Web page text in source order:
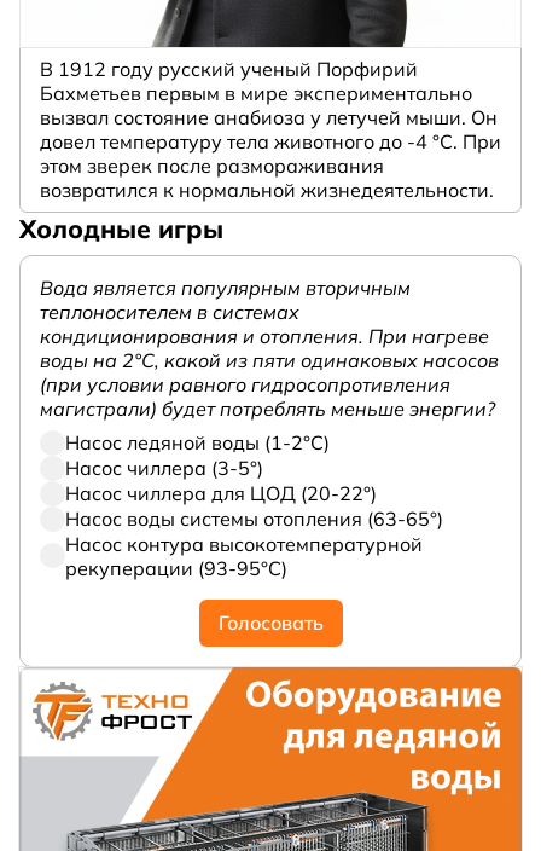
В 1912 году русский ученый Порфирий
Бахметьев первым в мире экспериментально
вызвал состояние анабиоза у летучей мыши. Он
довел температуру тела животного до -4 °C. При
этом зверек после размораживания
возвратился к нормальной жизнедеятельности.
Холодные игры
Вода является популярным вторичным
теплоносителем в системах
кондиционирования и отопления. При нагреве
воды на 2°С, какой из пяти одинаковых насосов
(при условии равного гидросопротивления
магистрали) будет потреблять меньше энергии?
Насос ледяной воды (1-2°С)
Насос чиллера (3-5°)
Насос чиллера для ЦОД (20-22°)
Насос воды системы отопления (63-65°)
Насос контура высокотемпературной
рекуперации (93-95°С)
Голосовать